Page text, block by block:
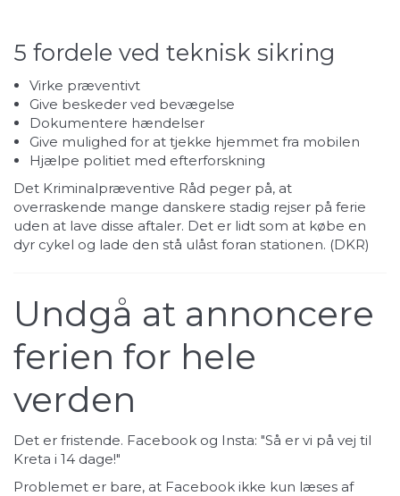
5 fordele ved teknisk sikring
Virke præventivt
Give beskeder ved bevægelse
Dokumentere hændelser
Give mulighed for at tjekke hjemmet fra mobilen
Hjælpe politiet med efterforskning
Det Kriminalpræventive Råd peger på, at
overraskende mange danskere stadig rejser på ferie
uden at lave disse aftaler. Det er lidt som at købe en
dyr cykel og lade den stå ulåst foran stationen. (DKR)
Undgå at annoncere
ferien for hele
verden
Det er fristende. Facebook og Insta: "Så er vi på vej til
Kreta i 14 dage!"
Problemet er bare, at Facebook ikke kun læses af